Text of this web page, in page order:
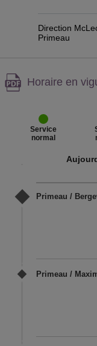
Direction
Primeau
Attention,
Horaire en
Service
normal
Primeau /
Primeau /